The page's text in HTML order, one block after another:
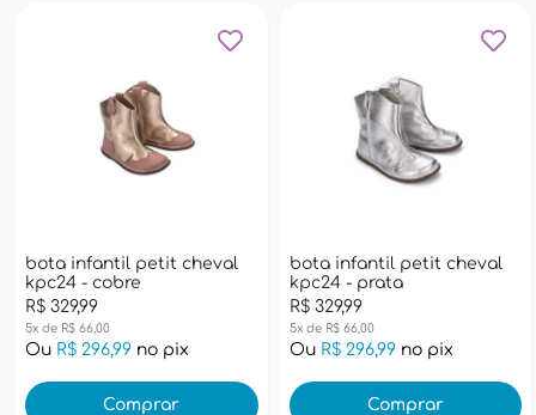
bota infantil petit cheval
kpc24 - cobre
R$ 329,99
5x de R$ 66,00
Ou R$ 296,99 no pix
Comprar
bota infantil petit cheval
kpc24 - prata
R$ 329,99
5x de R$ 66,00
Ou R$ 296,99no pix
Comprar